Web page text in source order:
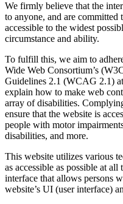
We firmly believe that the
to anyone, and are
accessible to the widest
circumstance and ability.
To fulfill this, we aim to
Wide Web Consortium’s
Guidelines 2.1 (WCAG 2.1)
explain how to make web
array of disabilities.
ensure that the website is
people with motor
disabilities, and more.
This website utilizes various
as accessible as possible at
interface that allows persons
website’s UI (user interface)